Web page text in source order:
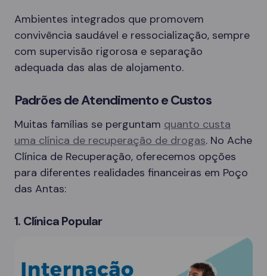
Ambientes integrados que promovem
convivência saudável e ressocialização, sempre
com supervisão rigorosa e separação
adequada das alas de alojamento.
Padrões de Atendimento e Custos
Muitas famílias se perguntam quanto custa
uma clínica de recuperação de drogas. No Ache
Clínica de Recuperação, oferecemos opções
para diferentes realidades financeiras em Poço
das Antas:
1. Clínica Popular